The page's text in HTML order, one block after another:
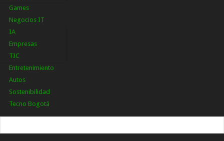
Games
Negocios IT
IA
Empresas
TIC
Entretenimiento
Autos
Sostenibilidad
Tecno Bogotá